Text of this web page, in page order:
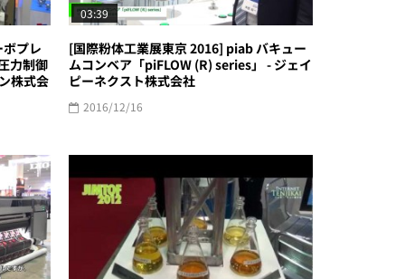
プレ
力制御
株式会
03:39
[国際粉体工業展東京 2016] piab バキュー
ムコンベア「piFLOW (R) series」 - ジェイ
ピーネクスト株式会社
2016/12/16